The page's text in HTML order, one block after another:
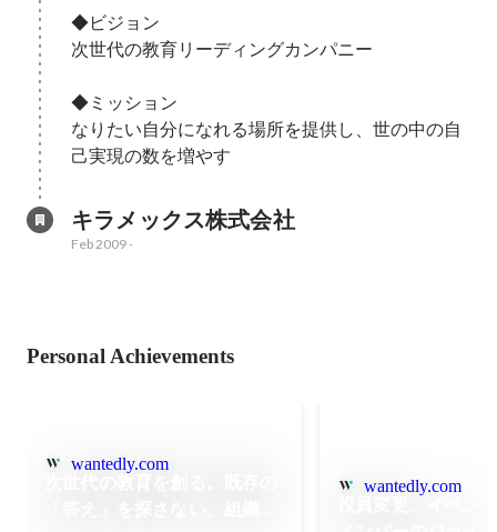
◆ビジョン
次世代の教育リーディングカンパニー
◆ミッション
なりたい自分になれる場所を提供し、世の中の自
己実現の数を増やす
キラメックス株式会社
Feb 2009-
Personal Achievements
wantedly.com
wantedly.com